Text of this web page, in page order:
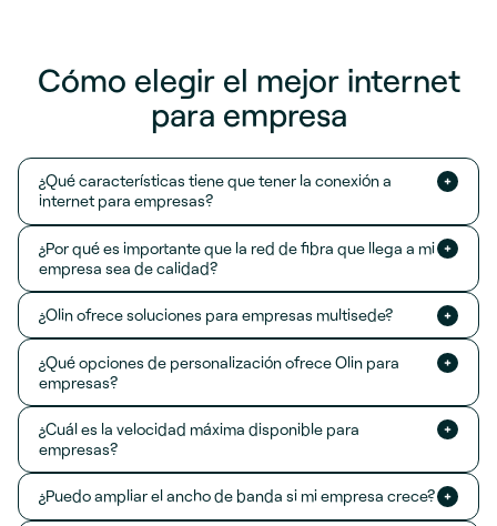
Cómo elegir el mejor internet
para empresa
¿Qué características tiene que tener la conexión a
internet para empresas?
¿Por qué es importante que la red de fibra que llega a mi
empresa sea de calidad?
¿Olin ofrece soluciones para empresas multisede?
¿Qué opciones de personalización ofrece Olin para
empresas?
¿Cuál es la velocidad máxima disponible para
empresas?
¿Puedo ampliar el ancho de banda si mi empresa crece?